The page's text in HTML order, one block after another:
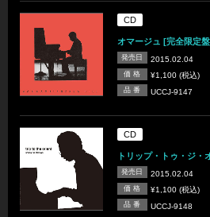
CD
オマージュ [完全限定
発売日 2015.02.04
価 格 ¥1,100 (税込)
品 番 UCCJ-9147
CD
トリップ・トゥ・ジ・
発売日 2015.02.04
価 格 ¥1,100 (税込)
品 番 UCCJ-9148